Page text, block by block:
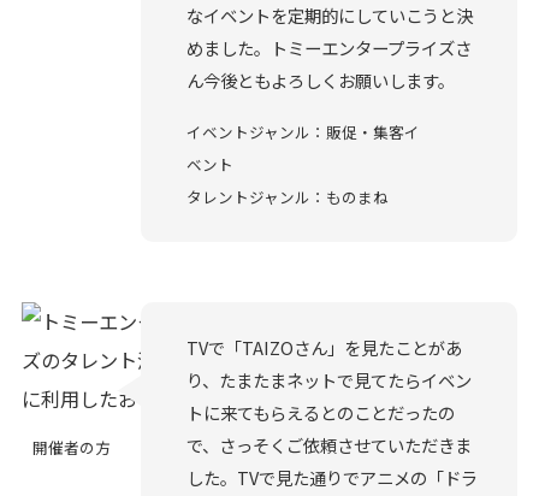
なイベントを定期的にしていこうと決
めました。トミーエンタープライズさ
ん今後ともよろしくお願いします。
イベントジャンル：販促・集客イ
ベント
タレントジャンル：ものまね
開催者の方
TVで「TAIZOさん」を見たことがあ
り、たまたまネットで見てたらイベン
トに来てもらえるとのことだったの
で、さっそくご依頼させていただきま
した。TVで見た通りでアニメの「ドラ